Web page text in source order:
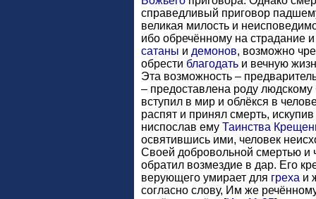
справедливый приговор
великая милость и
ибо обречённому на страдание
сатаны и демонов, возможно
обрести благодать и вечную
Эта возможность –
– предоставлена роду
вступил в мир и облёкся в
распят и принял смерть,
ниспослав ему Таинства
освятившись ими, человек
Своей добровольной смертью и
обратил возмездие в дар. Его
верующего умирает для греха и
согласно слову, Им же